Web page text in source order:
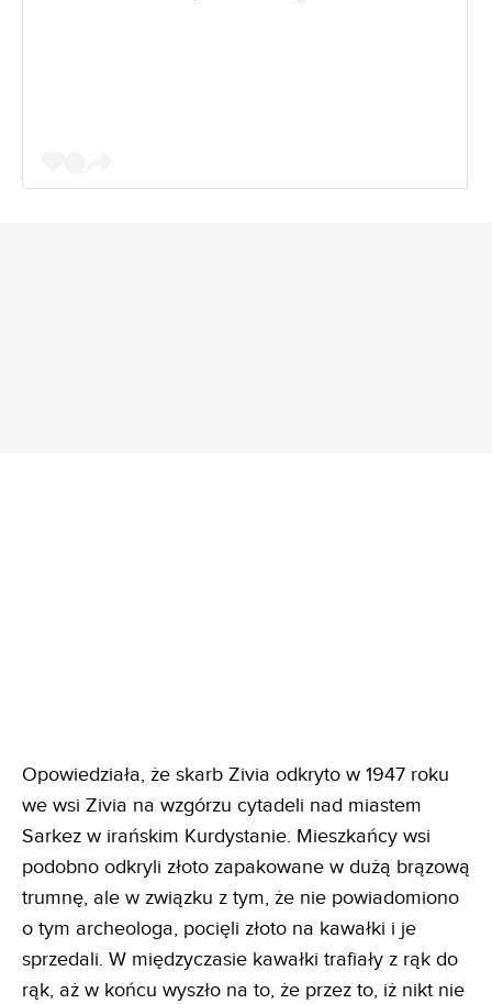
Opowiedziała, że skarb Zivia odkryto w 1947 roku
we wsi Zivia na wzgórzu cytadeli nad miastem
Sarkez w irańskim Kurdystanie. Mieszkańcy wsi
podobno odkryli złoto zapakowane w dużą brązową
trumnę, ale w związku z tym, że nie powiadomiono
o tym archeologa, pocięli złoto na kawałki i je
sprzedali. W międzyczasie kawałki trafiały z rąk do
rąk, aż w końcu wyszło na to, że przez to, iż nikt nie